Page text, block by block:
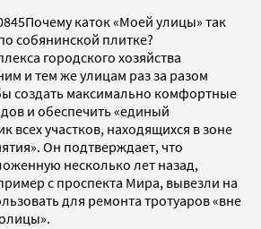
Почему каток «Моей улицы» так
собянинской плитке?
городского хозяйства
и тем же улицам раз за разом
создать максимально комфортные
и обеспечить «единый
всех участков, находящихся в зоне
Он подтверждает, что
несколько лет назад,
с проспекта Мира, вывезли на
для ремонта тротуаров «вне